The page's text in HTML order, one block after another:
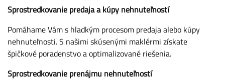
Sprostredkovanie predaja a kúpy nehnuteľností
Pomáhame Vám s hladkým procesom predaja alebo kúpy
nehnuteľnosti. S našimi skúsenými maklérmi získate
špičkové poradenstvo a optimalizované riešenia.
Sprostredkovanie prenájmu nehnuteľností